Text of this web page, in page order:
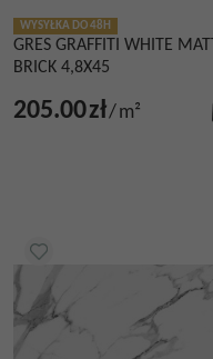
WYSYŁKA DO 48H
GRES GRAFFITI WHITE MATT
BRICK 4,8X45
205.00zł/m²